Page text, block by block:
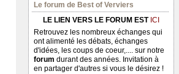
Le forum de Best of Verviers
LE LIEN VERS LE FORUM EST ICI
Retrouvez les nombreux échanges qui
ont alimenté les débats, échanges
d'idées, les coups de coeur,.... sur notre
forum durant des années. Invitation à
en partager d'autres si vous le désirez !